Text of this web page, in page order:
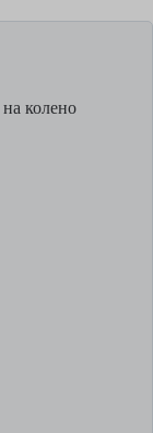
колено